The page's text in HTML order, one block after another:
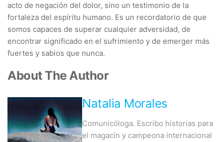
acto de negación del dolor, sino un testimonio de la
fortaleza del espíritu humano. Es un recordatorio de que
somos capaces de superar cualquier adversidad, de
encontrar significado en el sufrimiento y de emerger más
fuertes y sabios que nunca.
About The Author
Natalia Morales
Comunicóloga. Escribo historias para
el magacín y campeona internacional